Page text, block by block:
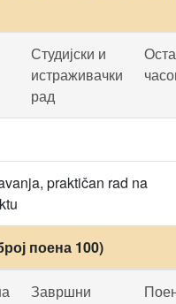
Студијски и
истраживачки
рад
praktičan rad na
поена 100)
Завршни